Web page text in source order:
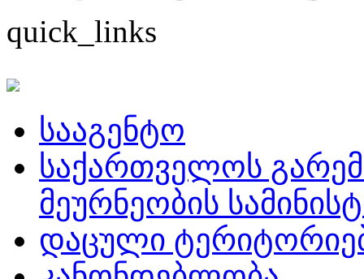
quick_links
სააგენტო
საქართველოს
მეურნეობის
დაცული